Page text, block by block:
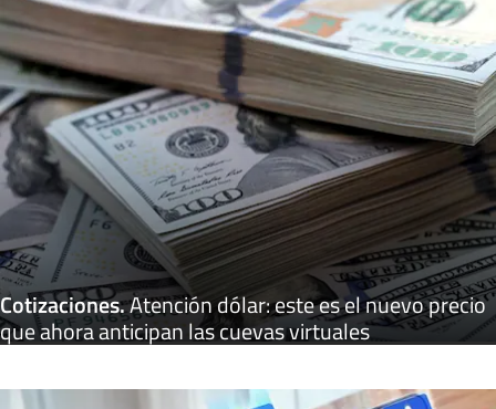
Cotizaciones.Atención dólar: este es el nuevo precio
que ahora anticipan las cuevas virtuales